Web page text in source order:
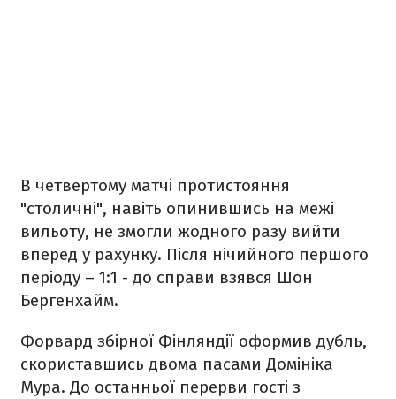
В четвертому матчі протистояння
"столичні", навіть опинившись на межі
вильоту, не змогли жодного разу вийти
вперед у рахунку. Після нічийного першого
періоду – 1:1 - до справи взявся Шон
Бергенхайм.
Форвард збірної Фінляндії оформив дубль,
скориставшись двома пасами Домініка
Мура. До останньої перерви гості з